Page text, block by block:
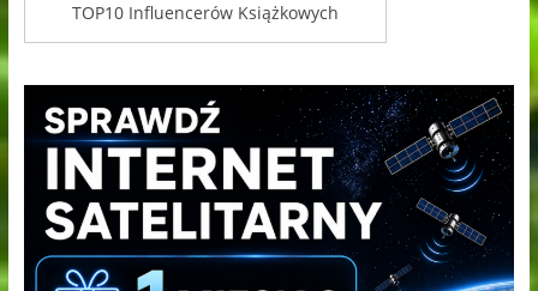
TOP10 Influencerów Książkowych